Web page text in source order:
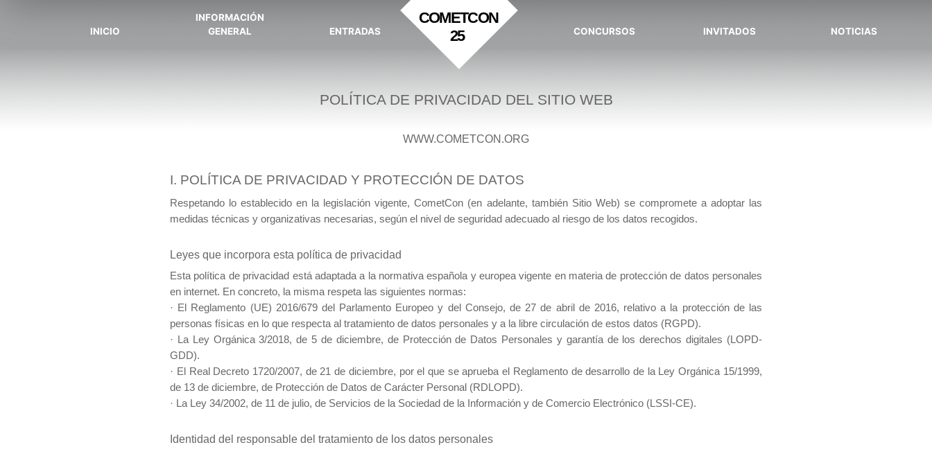
INICIO
INFORMACIÓN
GENERAL
ENTRADAS
COMETCON
25
CONCURSOS INVITADOS NOTICIAS
POLÍTICA DE PRIVACIDAD DEL SITIO WEB
WWW.COMETCON.ORG
I. POLÍTICA DE PRIVACIDAD Y PROTECCIÓN DE DATOS
Respetando lo establecido en la legislación vigente, CometCon (en adelante, también Sitio Web) se compromete a adoptar las
medidas técnicas y organizativas necesarias, según el nivel de seguridad adecuado al riesgo de los datos recogidos.
Leyes que incorpora esta política de privacidad
Esta política de privacidad está adaptada a la normativa española y europea vigente en materia de protección de datos personales
en internet. En concreto, la misma respeta las siguientes normas:
· El Reglamento (UE) 2016/679 del Parlamento Europeo y del Consejo, de 27 de abril de 2016, relativo a la protección de las
personas físicas en lo que respecta al tratamiento de datos personales y a la libre circulación de estos datos (RGPD).
· La Ley Orgánica 3/2018, de 5 de diciembre, de Protección de Datos Personales y garantía de los derechos digitales (LOPD-
GDD).
· El Real Decreto 1720/2007, de 21 de diciembre, por el que se aprueba el Reglamento de desarrollo de la Ley Orgánica 15/1999,
de 13 de diciembre, de Protección de Datos de Carácter Personal (RDLOPD).
· La Ley 34/2002, de 11 de julio, de Servicios de la Sociedad de la Información y de Comercio Electrónico (LSSI-CE).
Identidad del responsable del tratamiento de los datos personales